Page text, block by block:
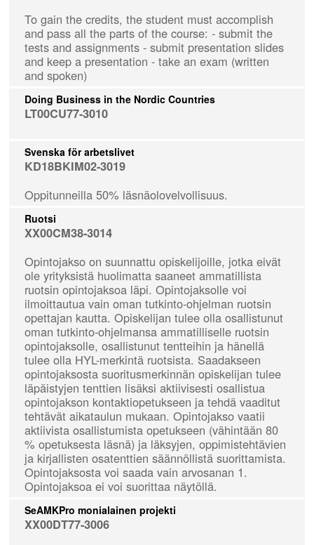
To gain the credits, the student must accomplish
and pass all the parts of the course: - submit the
tests and assignments - submit presentation slides
and keep a presentation - take an exam (written
and spoken)
Doing Business in the Nordic Countries
LT00CU77-3010
Svenska för arbetslivet
KD18BKIM02-3019
Oppitunneilla 50% läsnäolovelvollisuus.
Ruotsi
XX00CM38-3014
Opintojakso on suunnattu opiskelijoille, jotka eivät
ole yrityksistä huolimatta saaneet ammatillista
ruotsin opintojaksoa läpi. Opintojaksolle voi
ilmoittautua vain oman tutkinto-ohjelman ruotsin
opettajan kautta. Opiskelijan tulee olla osallistunut
oman tutkinto-ohjelmansa ammatilliselle ruotsin
opintojaksolle, osallistunut tentteihin ja hänellä
tulee olla HYL-merkintä ruotsista. Saadakseen
opintojaksosta suoritusmerkinnän opiskelijan tulee
läpäistyjen tenttien lisäksi aktiivisesti osallistua
opintojakson kontaktiopetukseen ja tehdä vaaditut
tehtävät aikataulun mukaan. Opintojakso vaatii
aktiivista osallistumista opetukseen (vähintään 80
% opetuksesta läsnä) ja läksyjen, oppimistehtävien
ja kirjallisten osatenttien säännöllistä suorittamista.
Opintojaksosta voi saada vain arvosanan 1.
Opintojaksoa ei voi suorittaa näytöllä.
SeAMKPro monialainen projekti
XX00DT77-3006